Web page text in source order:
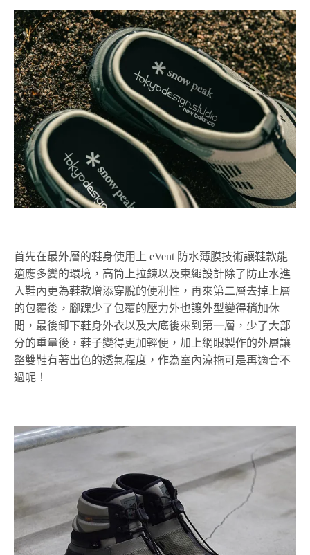
首先在最外層的鞋身使用上 eVent 防水薄膜技術讓鞋款能
適應多變的環境，高筒上拉鍊以及束繩設計除了防止水進
入鞋內更為鞋款增添穿脫的便利性，再來第二層去掉上層
的包覆後，腳踝少了包覆的壓力外也讓外型變得稍加休
閒，最後卸下鞋身外衣以及大底後來到第一層，少了大部
分的重量後，鞋子變得更加輕便，加上網眼製作的外層讓
整雙鞋有著出色的透氣程度，作為室內涼拖可是再適合不
過呢！